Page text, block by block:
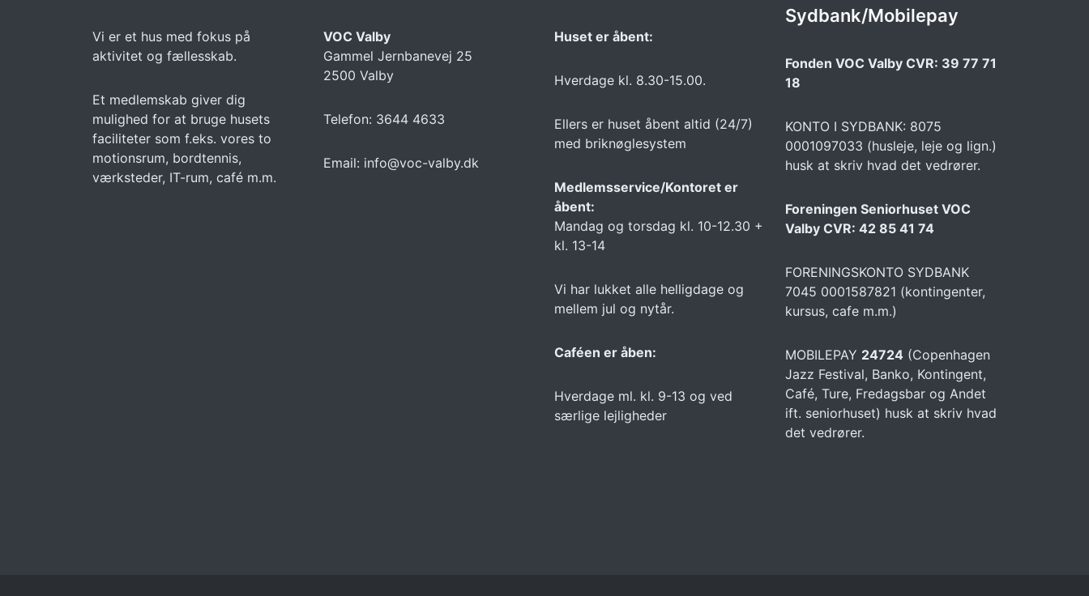
Vi er et hus med fokus på
aktivitet og fællesskab.
Et medlemskab giver dig
mulighed for at bruge husets
faciliteter som f.eks. vores to
motionsrum, bordtennis,
værksteder, IT-rum, café m.m.
VOC Valby
Gammel Jernbanevej 25
2500 Valby
Telefon: 3644 4633
Email: info@voc-valby.dk
Huset er åbent:
Hverdage kl. 8.30-15.00.
Ellers er huset åbent altid (24/7)
med briknøglesystem
Medlemsservice/Kontoret er
åbent:
Mandag og torsdag kl. 10-12.30 +
kl. 13-14
Vi har lukket alle helligdage og
mellem jul og nytår.
Caféen er åben:
Hverdage ml. kl. 9-13 og ved
særlige lejligheder
Sydbank/Mobilepay
Fonden VOC Valby CVR: 39 77 71
18
KONTO I SYDBANK: 8075
0001097033 (husleje, leje og lign.)
husk at skriv hvad det vedrører.
Foreningen Seniorhuset VOC
Valby CVR: 42 85 41 74
FORENINGSKONTO SYDBANK
7045 0001587821 (kontingenter,
kursus, cafe m.m.)
MOBILEPAY 24724 (Copenhagen
Jazz Festival, Banko, Kontingent,
Café, Ture, Fredagsbar og Andet
ift. seniorhuset) husk at skriv hvad
det vedrører.